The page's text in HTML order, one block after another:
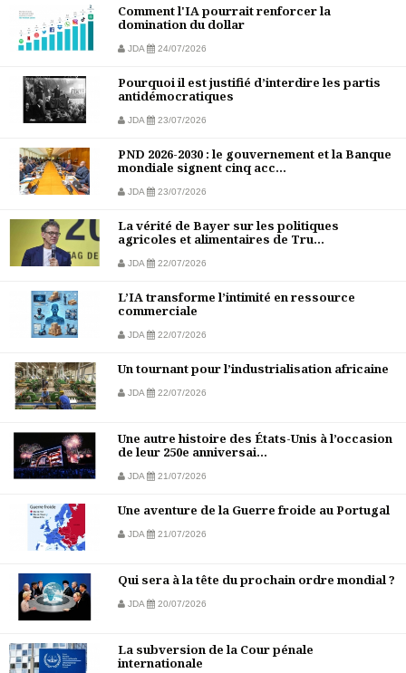
Comment l'IA pourrait renforcer la
domination du dollar
JDA 24/07/2026
Pourquoi il est justifié d’interdire les partis
antidémocratiques
JDA 23/07/2026
PND 2026-2030 : le gouvernement et la Banque
mondiale signent cinq acc...
JDA 23/07/2026
La vérité de Bayer sur les politiques
agricoles et alimentaires de Tru...
JDA 22/07/2026
L’IA transforme l’intimité en ressource
commerciale
JDA 22/07/2026
Un tournant pour l’industrialisation africaine
JDA 22/07/2026
Une autre histoire des États-Unis à l’occasion
de leur 250e anniversai...
JDA 21/07/2026
Une aventure de la Guerre froide au Portugal
JDA 21/07/2026
Qui sera à la tête du prochain ordre mondial ?
JDA 20/07/2026
La subversion de la Cour pénale
internationale